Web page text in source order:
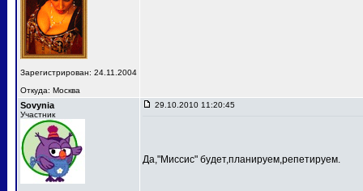
Зарегистрирован: 24.11.2004
Откуда: Москва
Sovynia
Участник
29.10.2010 11:20:45
Да,"Миссис" будет,планируем,репетируем.